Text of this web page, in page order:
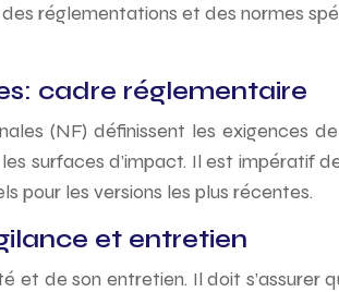
réglementations et des normes
cadre réglementaire
(NF) définissent les exigences
surfaces d’impact. Il est impératif
pour les versions les plus récentes.
et entretien
et de son entretien. Il doit